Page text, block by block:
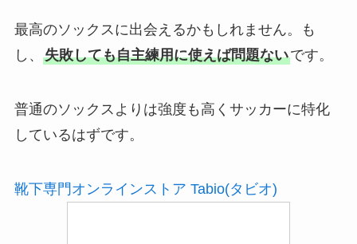
最高のソックスに出会えるかもしれません。も
し、 失敗しても自主練用に使えば問題ないです。
普通のソックスよりは強度も高くサッカーに特化
しているはずです。
靴下専門オンラインストア Tabio(タビオ)